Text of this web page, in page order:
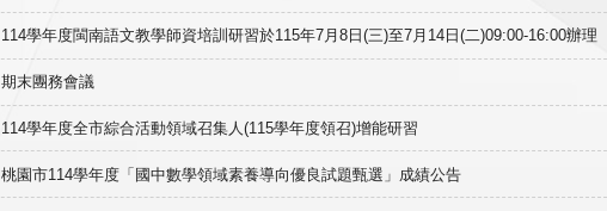
114學年度閩南語文教學師資培訓研習於115年7月8日(三)至7月14日(二)09:00-16:00辦理
期末團務會議
114學年度全市綜合活動領域召集人(115學年度領召)增能研習
桃園市114學年度「國中數學領域素養導向優良試題甄選」成績公告